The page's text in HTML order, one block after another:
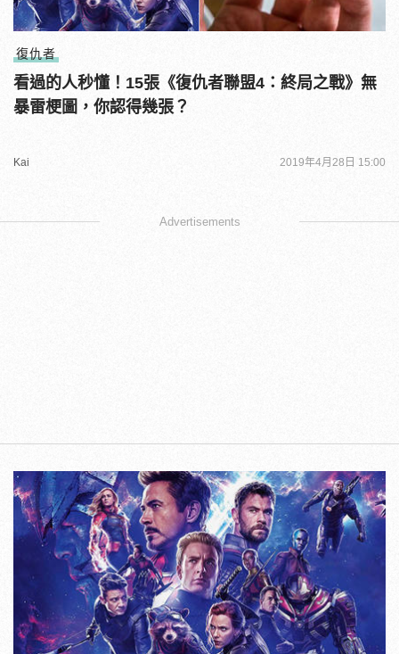
復仇者
看過的人秒懂！15張《復仇者聯盟4：終局之戰》無
暴雷梗圖，你認得幾張？
Kai 2019年4月28日 15:00
Advertisements